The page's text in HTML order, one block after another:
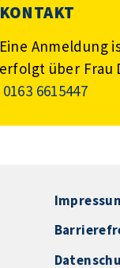
KONTAKT
Eine Anmeldung
erfolgt über Frau
0163 6615447